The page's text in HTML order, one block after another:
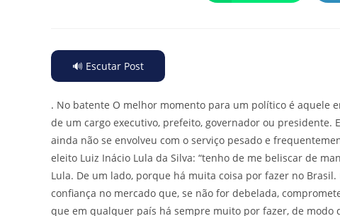
🔊 Escutar Post
. No batente O melhor momento para um político é aquele
de um cargo executivo, prefeito, governador ou presidente.
ainda não se envolveu com o serviço pesado e
eleito Luiz Inácio Lula da Silva: “tenho de me beliscar de
Lula. De um lado, porque há muita coisa por fazer no
confiança no mercado que, se não for debelada,
que em qualquer país há sempre muito por fazer, de